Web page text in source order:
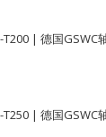
T200 | 德国GSWC
T250 | 德国GSWC